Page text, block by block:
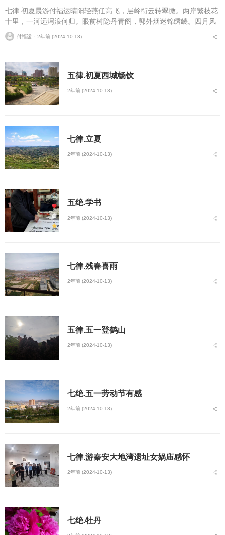
七律.初夏晨游付福运晴阳轻燕任高飞，层岭衔云转翠微。两岸繁枝花
十里，一河远泻浪何归。眼前树隐丹青阁，郭外烟迷锦绣畿。四月风
光皆入望，山城处处尽朝暉。...
付福运 ⋅ 2年前 (2024-10-13)
五律.初夏西城畅饮
2年前 (2024-10-13)
七律.立夏
2年前 (2024-10-13)
五绝.学书
2年前 (2024-10-13)
七律.残春喜雨
2年前 (2024-10-13)
五律.五一登鹤山
2年前 (2024-10-13)
七绝.五一劳动节有感
2年前 (2024-10-13)
七律.游秦安大地湾遗址女娲庙感怀
2年前 (2024-10-13)
七绝.牡丹